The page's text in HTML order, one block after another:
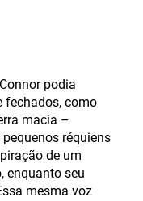
podia
fechados, como
macia –
réquiens
de um
enquanto seu
mesma voz